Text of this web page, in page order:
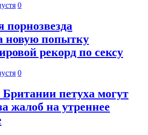
0
порнозвезда
новую попытку
рекорд по сексу
0
петуха могут
жалоб на утреннее